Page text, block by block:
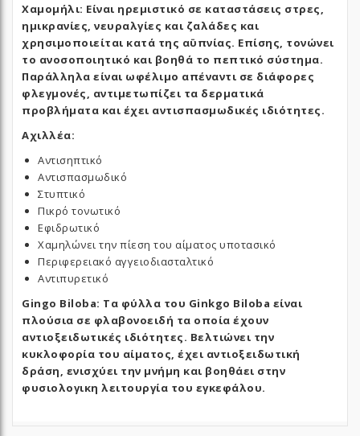
Χαμομήλι: Είναι ηρεμιστικό σε καταστάσεις στρες,
ημικρανίες, νευραλγίες και ζαλάδες και
χρησιμοποιείται κατά της αϋπνίας. Επίσης, τονώνει
το ανοσοποιητικό και βοηθά το πεπτικό σύστημα.
Παράλληλα είναι ωφέλιμο απέναντι σε διάφορες
φλεγμονές, αντιμετωπίζει τα δερματικά
προβλήματα και έχει αντισπασμωδικές ιδιότητες.
Αχιλλέα:
Αντισηπτικό
Αντισπασμωδικό
Στυπτικό
Πικρό τονωτικό
Εφιδρωτικό
Χαμηλώνει την πίεση του αίματος υποτασικό
Περιφερειακό αγγειοδιασταλτικό
Αντιπυρετικό
Gingo Biloba: Τα φύλλα του Ginkgo Biloba είναι
πλούσια σε φλαβονοειδή τα οποία έχουν
αντιοξειδωτικές ιδιότητες. Βελτιώνει την
κυκλοφορία του αίματος, έχει αντιοξειδωτική
δράση, ενισχύει την μνήμη και βοηθάει στην
φυσιολογικη λειτουργία του εγκεφάλου.